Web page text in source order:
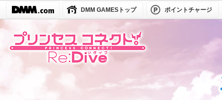
DMM GAMESトップ ポイントチャージ